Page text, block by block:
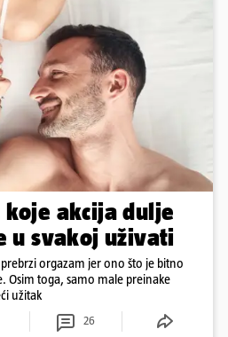
koje akcija dulje
u svakoj uživati
orgazam jer ono što je bitno
Osim toga, samo male preinake
užitak
26